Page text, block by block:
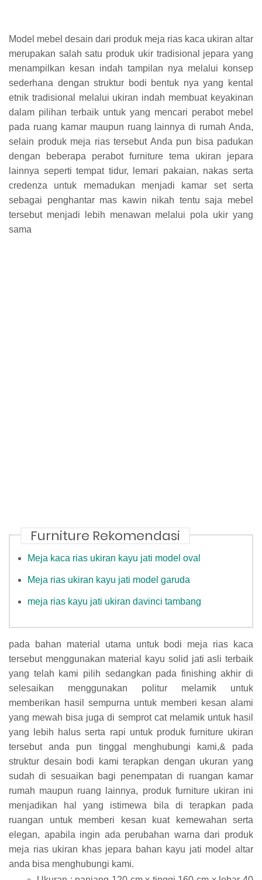
Model mebel desain dari produk meja rias kaca ukiran altar
merupakan salah satu produk ukir tradisional jepara yang
menampilkan kesan indah tampilan nya melalui konsep
sederhana dengan struktur bodi bentuk nya yang kental
etnik tradisional melalui ukiran indah membuat keyakinan
dalam pilihan terbaik untuk yang mencari perabot mebel
pada ruang kamar maupun ruang lainnya di rumah Anda,
selain produk meja rias tersebut Anda pun bisa padukan
dengan beberapa perabot furniture tema ukiran jepara
lainnya seperti tempat tidur, lemari pakaian, nakas serta
credenza untuk memadukan menjadi kamar set serta
sebagai penghantar mas kawin nikah tentu saja mebel
tersebut menjadi lebih menawan melalui pola ukir yang
sama
Furniture Rekomendasi
Meja kaca rias ukiran kayu jati model oval
Meja rias ukiran kayu jati model garuda
meja rias kayu jati ukiran davinci tambang
pada bahan material utama untuk bodi meja rias kaca
tersebut menggunakan material kayu solid jati asli terbaik
yang telah kami pilih sedangkan pada finishing akhir di
selesaikan menggunakan politur melamik untuk
memberikan hasil sempurna untuk memberi kesan alami
yang mewah bisa juga di semprot cat melamik untuk hasil
yang lebih halus serta rapi untuk produk furniture ukiran
tersebut anda pun tinggal menghubungi kami,& pada
struktur desain bodi kami terapkan dengan ukuran yang
sudah di sesuaikan bagi penempatan di ruangan kamar
rumah maupun ruang lainnya, produk furniture ukiran ini
menjadikan hal yang istimewa bila di terapkan pada
ruangan untuk memberi kesan kuat kemewahan serta
elegan, apabila ingin ada perubahan warna dari produk
meja rias ukiran khas jepara bahan kayu jati model altar
anda bisa menghubungi kami.